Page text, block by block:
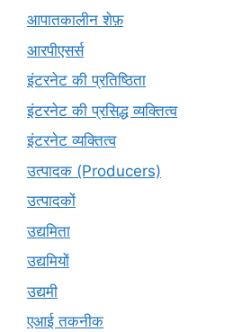
आपातकालीन शेफ़
आरपीएसर्स
इंटरनेट की प्रतिष्ठिता
इंटरनेट की प्रसिद्ध व्यक्तित्व
इंटरनेट व्यक्तित्व
उत्पादक (Producers)
उत्पादकों
उद्यमिता
उद्यमियों
उद्यमी
एआई तकनीक